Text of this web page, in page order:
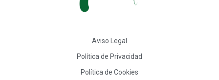
Aviso Legal
Política de Privacidad
Política de Cookies